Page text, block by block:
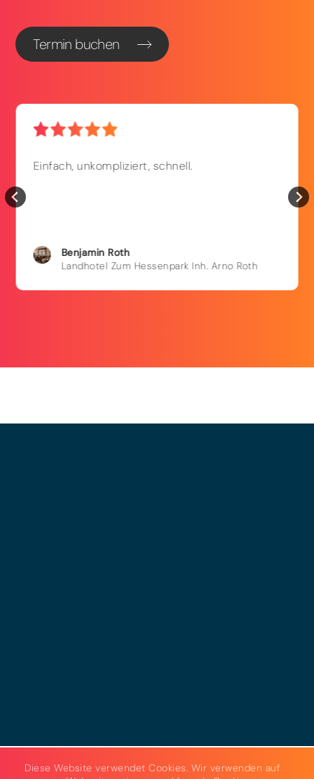
Termin buchen
Einfach, unkompliziert, schnell.
Benjamin Roth
Landhotel Zum Hessenpark Inh. Arno Roth
Diese Website verwendet Cookies. Wir verwenden auf